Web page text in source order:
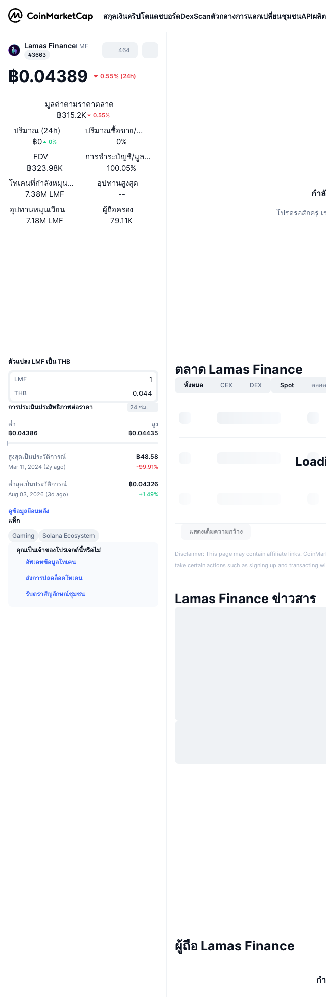
สกุลเงินคริปโตแดชบอร์ดDexScanตัวกลางการแลกเปลี่ยนชุมชนAPIผลิ
Lamas FinanceLMF
#3663
464
฿0.04389 0.55% (24h)
มูลค่าตามราคาตลาด
฿315.2K
0.55%
ปริมาณ (24h)
฿0
0%
ปริมาณซื้อขาย/ มูลค่าหลักทรัพย์ตามราคาตลาด (24 ชม.)
0%
FDV
฿323.98K
การชำระบัญชี/มูลค่าตลาด
100.05%
โทเคนที่กำลังหมุนเวียนหรือถูกล็อค
7.38M LMF
อุปทานสูงสุด
--
อุปทานหมุนเวียน
7.18M LMF
ผู้ถือครอง
79.11K
ตัวแปลง LMF เป็น THB
LMF
THB
การประเมินประสิทธิภาพต่อราคา
24 ชม.
ต่ำ
฿0.04386
สูง
฿0.04435
สูงสุดเป็นประวัติการณ์
Mar 11, 2024 (2y ago)
฿48.58
-99.91%
ต่ำสุดเป็นประวัติการณ์
Aug 03, 2026 (3d ago)
฿0.04326
+1.49%
ดูข้อมูลย้อนหลัง
แท็ก
Gaming
Solana Ecosystem
คุณเป็นเจ้าของโปรเจกต์นี้หรือไม่
อัพเดทข้อมูลโทเคน
ส่งการปลดล็อคโทเคน
รับตราสัญลักษณ์ชุมชน
กำ
โปรดรอสักครู่
ตลาด Lamas Finance
ทั้งหมด CEX DEX Spot ตลอ
แสดงเต็มความกว้าง
Disclaimer: This page may contain affiliate links.
take certain actions such as signing up and transacting
Lamas Finance ข่าวสาร
ผู้ถือ Lamas Finance
ก